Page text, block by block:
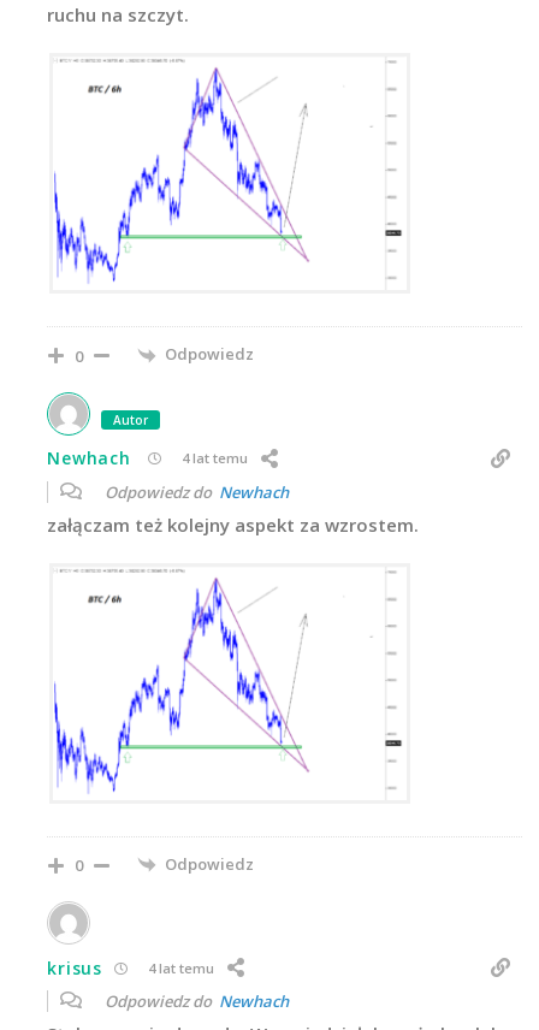
ruchu na szczyt.
0 Odpowiedz
Autor
Newhach 4 lat temu
Odpowiedz do Newhach
załączam też kolejny aspekt za wzrostem.
0 Odpowiedz
krisus 4 lat temu
Odpowiedz do Newhach